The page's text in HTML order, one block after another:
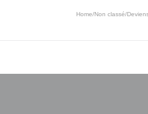
Home/Non classé/